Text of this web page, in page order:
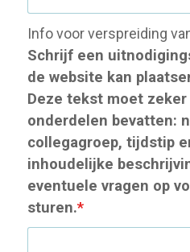
Info voor verspreiding
Schrijf een
de website kan
Deze tekst moet
onderdelen bevatten:
collegagroep, tijdstip
inhoudelijke
eventuele vragen op
sturen.*